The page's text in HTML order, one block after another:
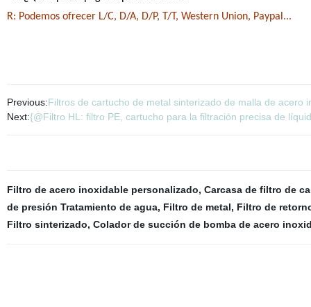
R: Podemos ofrecer L/C, D/A, D/P, T/T, Western Union, Paypal...
Previous:Filtros de cartucho de metal sinterizado de malla de
Next:{@Filtro HL: filtro PE, cartucho para la filtración precisa de
Filtro de acero inoxidable personalizado, Carcasa de filtro de
de presión Tratamiento de agua, Filtro de metal, Filtro de
Filtro sinterizado, Colador de succión de bomba de acero